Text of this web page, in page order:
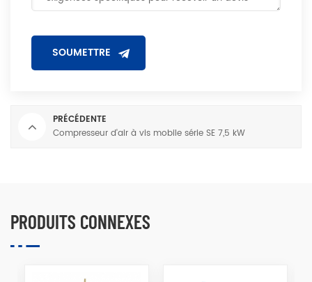
PRÉCÉDENTE
Compresseur d'air à vis mobile série SE 7,5 kW
PRODUITS CONNEXES